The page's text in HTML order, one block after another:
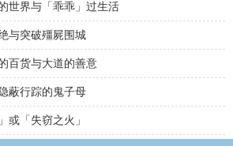
世界与「乖乖」过生活
与突破殭屍围城
百货与大道的善意
蔽行踪的鬼子母
或「失窃之火」